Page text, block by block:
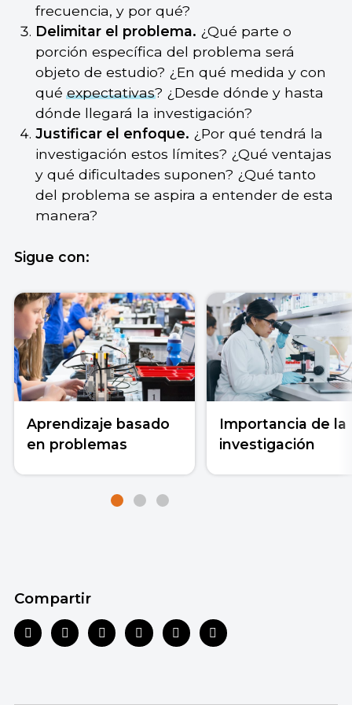
frecuencia, y por qué?
Delimitar el problema. ¿Qué parte o
porción específica del problema será
objeto de estudio? ¿En qué medida y con
quéexpectativas? ¿Desde dónde y hasta
dónde llegará la investigación?
Justificar el enfoque. ¿Por qué tendrá la
investigación estos límites? ¿Qué ventajas
y qué dificultades suponen? ¿Qué tanto
del problema se aspira a entender de esta
manera?
Sigue con:
Aprendizaje basado
en problemas
Importancia de la
investigación
Compartir